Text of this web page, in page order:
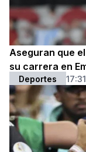
Aseguran que
su carrera en
Deportes